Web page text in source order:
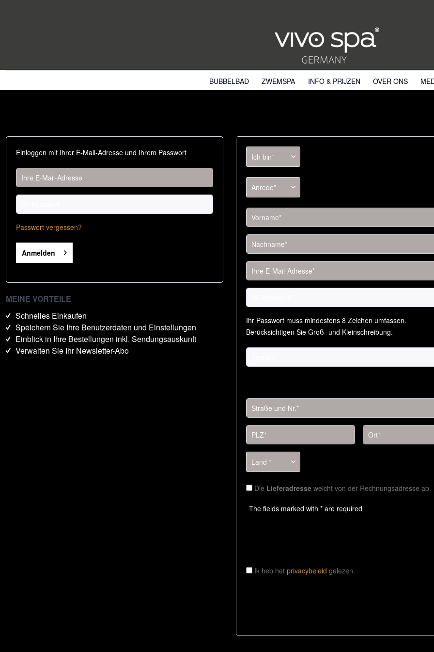
BUBBELBAD ZWEMSPA INFO & PRIJZEN OVER ONS
Ihr Passwort muss mindestens 8 Zeichen umfassen.
Berücksichtigen Sie Groß- und Kleinschreibung.
Die Lieferadresse weicht von der Rechnungsadresse ab.
The fields marked with * are required
Ik heb hetprivacybeleid gelezen.
Einloggen mit Ihrer E-Mail-Adresse und Ihrem Passwort
Passwort vergessen?
Anmelden
MEINE VORTEILE
Schnelles Einkaufen
Speichern Sie Ihre Benutzerdaten und Einstellungen
Einblick in Ihre Bestellungen inkl. Sendungsauskunft
Verwalten Sie Ihr Newsletter-Abo